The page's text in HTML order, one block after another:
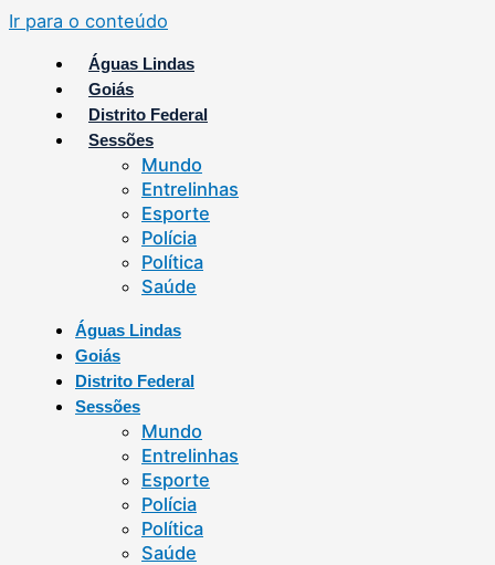
Ir para o conteúdo
Águas Lindas
Goiás
Distrito Federal
Sessões
Mundo
Entrelinhas
Esporte
Polícia
Política
Saúde
Águas Lindas
Goiás
Distrito Federal
Sessões
Mundo
Entrelinhas
Esporte
Polícia
Política
Saúde